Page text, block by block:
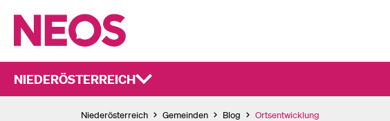
NIEDERÖSTERREICH
Niederösterreich Gemeinden Blog Ortsentwicklung